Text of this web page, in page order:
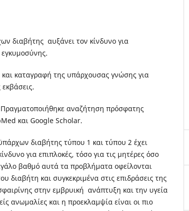
διαβήτης αυξάνει τον κίνδυνο για
εγκυμοσύνης.
καταγραφή της υπάρχουσας γνώσης για
Πραγματοποιήθηκε αναζήτηση πρόσφατης
και Google Scholar.
διαβήτης τύπου 1 και τύπου 2 έχει
για επιπλοκές, τόσο για τις μητέρες όσο
βαθμό αυτά τα προβλήματα οφείλονται
διαβήτη και συγκεκριμένα στις επιδράσεις της
στην εμβρυική ανάπτυξη και την υγεία
ανωμαλίες και η προεκλαμψία είναι οι πιο